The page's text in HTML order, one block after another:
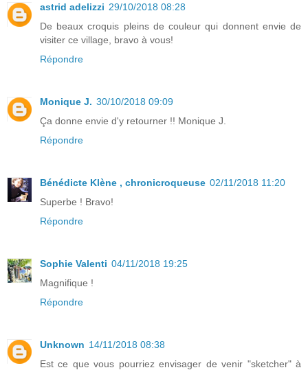
astrid adelizzi 29/10/2018 08:28
De beaux croquis pleins de couleur qui donnent envie de
visiter ce village, bravo à vous!
Répondre
Monique J. 30/10/2018 09:09
Ça donne envie d'y retourner !! Monique J.
Répondre
Bénédicte Klène , chronicroqueuse 02/11/2018 11:20
Superbe ! Bravo!
Répondre
Sophie Valenti 04/11/2018 19:25
Magnifique !
Répondre
Unknown 14/11/2018 08:38
Est ce que vous pourriez envisager de venir "sketcher" à